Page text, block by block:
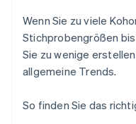
Wenn Sie zu viele
Stichprobengrößen
Sie zu wenige
allgemeine Trends.
So finden Sie das